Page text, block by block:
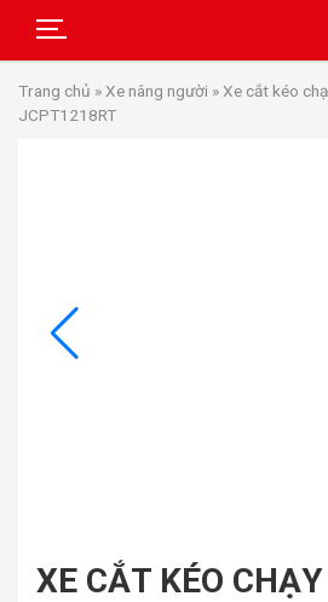
Trang chủ »Xe nâng người »Xe cắt kéo
JCPT1218RT
XE CẮT KÉO